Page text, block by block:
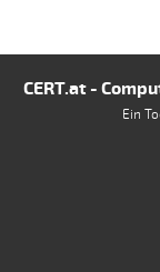
CERT.at -
Ein